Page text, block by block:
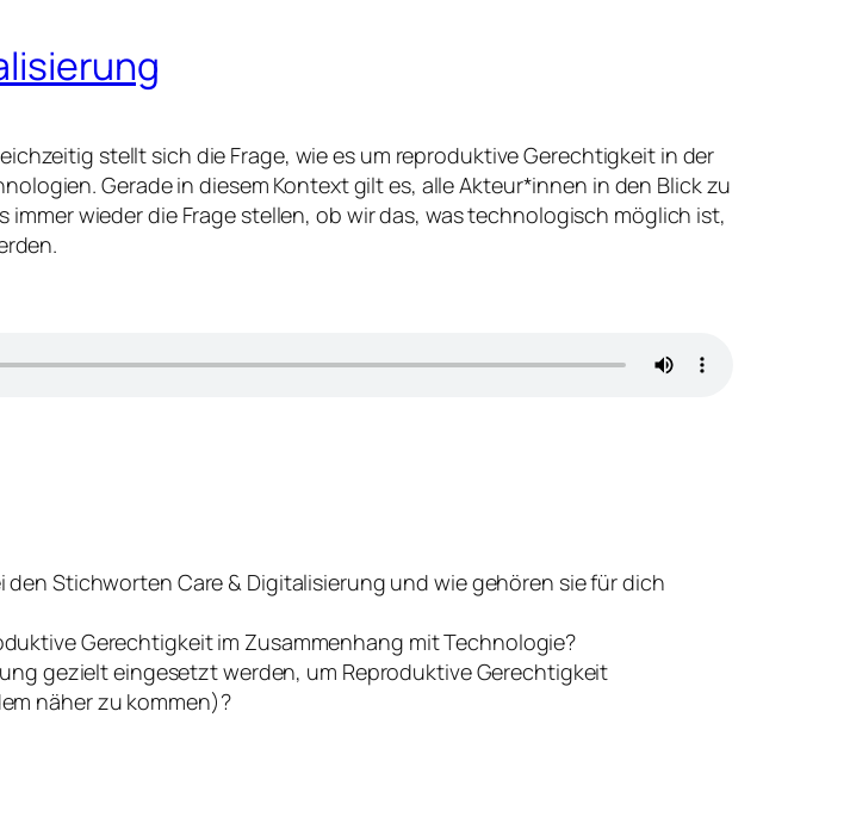
stellt sich die Frage, wie es um reproduktive Gerechtigkeit in der
Gerade in diesem Kontext gilt es, alle Akteur*innen in den Blick zu
wieder die Frage stellen, ob wir das, was technologisch möglich ist,
den Stichworten Care & Digitalisierung und wie gehören sie für dich
Gerechtigkeit im Zusammenhang mit Technologie?
gezielt eingesetzt werden, um Reproduktive Gerechtigkeit
näher zu kommen)?